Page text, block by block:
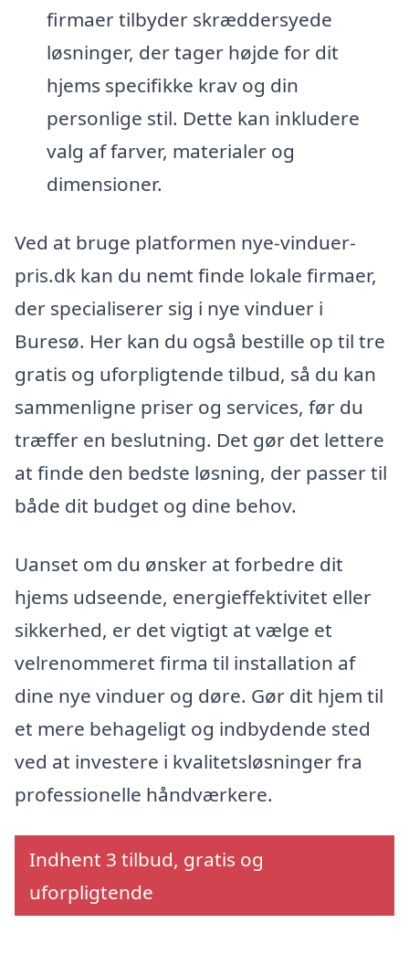
firmaer tilbyder skræddersyede
løsninger, der tager højde for dit
hjems specifikke krav og din
personlige stil. Dette kan inkludere
valg af farver, materialer og
dimensioner.
Ved at bruge platformen nye-vinduer-
pris.dk kan du nemt finde lokale firmaer,
der specialiserer sig i nye vinduer i
Buresø. Her kan du også bestille op til tre
gratis og uforpligtende tilbud, så du kan
sammenligne priser og services, før du
træffer en beslutning. Det gør det lettere
at finde den bedste løsning, der passer til
både dit budget og dine behov.
Uanset om du ønsker at forbedre dit
hjems udseende, energieffektivitet eller
sikkerhed, er det vigtigt at vælge et
velrenommeret firma til installation af
dine nye vinduer og døre. Gør dit hjem til
et mere behageligt og indbydende sted
ved at investere i kvalitetsløsninger fra
professionelle håndværkere.
Indhent 3 tilbud, gratis og
uforpligtende